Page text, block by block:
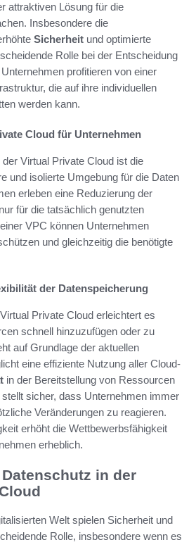
attraktiven Lösung für die
Insbesondere die
Sicherheit und optimierte
Rolle bei der Entscheidung
Unternehmen profitieren von einer
die auf ihre individuellen
werden kann.
Cloud für Unternehmen
Virtual Private Cloud ist die
und isolierte Umgebung für die Daten
erleben eine Reduzierung der
für die tatsächlich genutzten
VPC können Unternehmen
und gleichzeitig die benötigte
der Datenspeicherung
Private Cloud erleichtert es
schnell hinzuzufügen oder zu
auf Grundlage der aktuellen
eine effiziente Nutzung aller Cloud-
in der Bereitstellung von Ressourcen
sicher, dass Unternehmen immer
Veränderungen zu reagieren.
erhöht die Wettbewerbsfähigkeit
erheblich.
in der
Welt spielen Sicherheit und
Rolle, insbesondere wenn es